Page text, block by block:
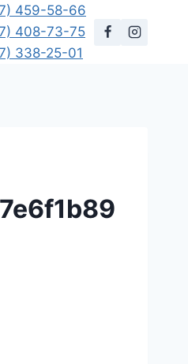
459-58-66
408-73-75
338-25-01